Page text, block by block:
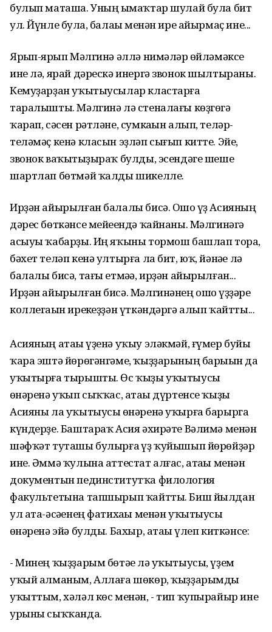
булып маташа. Уның һымаҡтар шулай була бит
ул. Йүнле булһа, балаһы менән ире айырмаҫ ине...
Ярһып-ярһып Мәлгинә әллә нимәләр һөйләмәксе
ине лә, ярай дәрескә инергә звонок шылтыраны.
Кемуҙарҙан уҡытыусылар кластарға
таралышты. Мәлгинә лә стеналағы көҙгөгә
ҡарап, сәсен рәтләне, сумкаһын алып, теләр-
теләмәҫ кенә класын эҙләп сығып китте. Эйе,
звонок ваҡытһыҙыраҡ булды, эсендәге шеше
шартлап бөтмәй ҡалды шикелле.
Ирҙән айырылған балалы бисә. Ошо һүҙ Асияның
дәрес бөткәнсе мейеһендә ҡайнаны. Мәлгинәгә
асыуы ҡабарҙы. Иң яҡыны тормош башлап тора,
бәхет теләп кенә ултырға ла бит, юҡ, йәнәһе лә
балалы бисә, тағы етмәһә, ирҙән айырылған...
Ирҙән айырылған бисә. Мәлгинәнең ошо һүҙҙәре
коллегаһын ирекһеҙҙән үткәндәргә алып ҡайтты...
Асияның атаһы үҙенә уҡыу эләкмәй, ғүмер буйы
ҡара эштә йөрөгәнгәме, ҡыҙҙарының барыһын да
уҡытырға тырышты. Өс ҡыҙы уҡытыусы
һөнәренә уҡып сыҡҡас, атаһы дүртенсе ҡыҙы
Асияны ла уҡытыусы һөнәренә уҡырға барырга
күндерҙе. Баштараҡ Асия әхирәте Вәлимә менән
шәфҡәт туташы булырға һүҙ ҡуйышып йөрөйҙәр
ине. Әммә ҡулына аттестат алғас, атаһы менән
документын пединститутҡа филология
факультетына тапшырып ҡайтты. Биш йылдан
ул ата-әсәһенең фатихаһы менән уҡытыусы
һөнәренә эйә булды. Бахыр, атаһы үлеп киткәнсе:
- Минең ҡыҙҙарым бөтәһе лә уҡытыусы, үҙем
уҡый алманым, Аллаға шөкөр, ҡыҙҙарымды
уҡыттым, хәләл көс менән, - тип ҡупырайыр ине
урыны сыҡҡанда.